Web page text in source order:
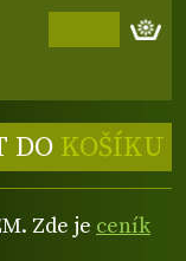
DO KOŠÍKU
Zde je ceník